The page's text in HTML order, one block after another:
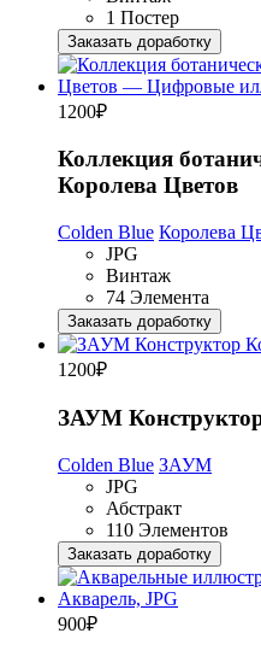
1 Постер
Заказать доработку
1200₽
Коллекция
Королева Цветов
Colden Blue Королева
JPG
Винтаж
74 Элемента
Заказать доработку
1200₽
ЗАУМ
Colden Blue ЗАУМ
JPG
Абстракт
110 Элементов
Заказать доработку
900₽